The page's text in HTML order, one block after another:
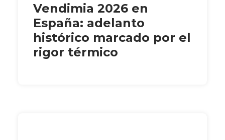
Vendimia 2026 en
España: adelanto
histórico marcado por el
rigor térmico